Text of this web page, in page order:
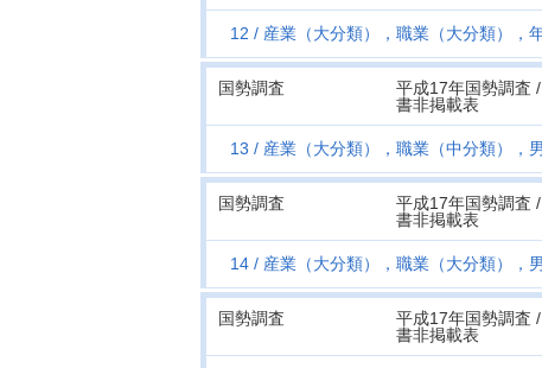
12 産業（大分類），職業（大分類），
国勢調査
平成17年国勢調査
書非掲載表
13 産業（大分類），職業（中分類），
国勢調査
平成17年国勢調査
書非掲載表
14 産業（大分類），職業（大分類），
国勢調査
平成17年国勢調査
書非掲載表